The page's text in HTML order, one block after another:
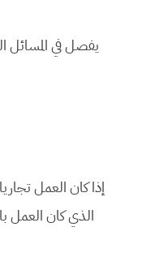
يفصل في المسائل
إذا كان العمل
الذي كان العمل